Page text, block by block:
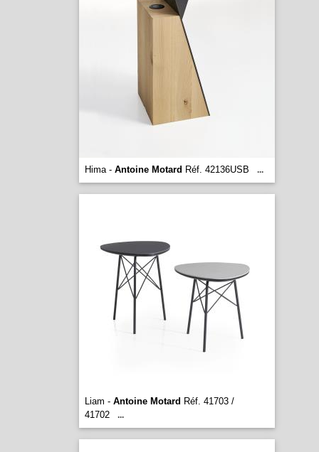
Hima - Antoine Motard Réf. 42136USB ...
Liam - Antoine Motard Réf. 41703 /
41702
...